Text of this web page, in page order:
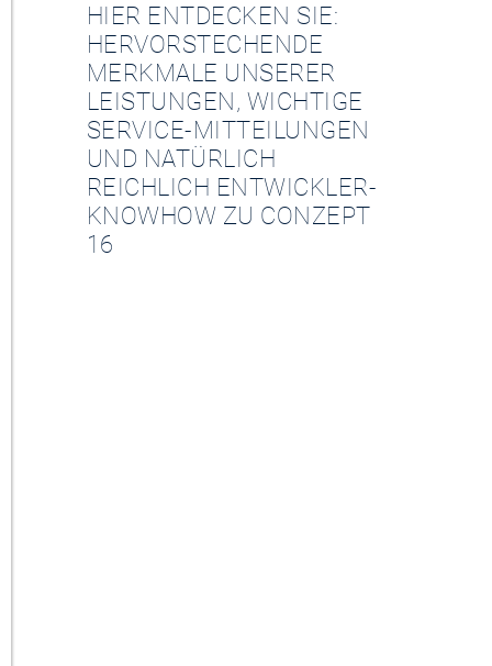
HIER ENTDECKEN SIE:
HERVORSTECHENDE
MERKMALE UNSERER
LEISTUNGEN, WICHTIGE
SERVICE-MITTEILUNGEN
UND NATÜRLICH
REICHLICH ENTWICKLER-
KNOWHOW ZU CONZEPT
16